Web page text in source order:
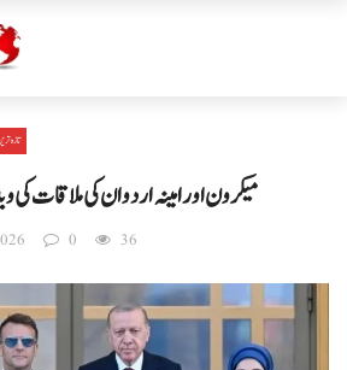
تازہ
میکرون اور امینہ اردوان کی ملاقات کی
0 36